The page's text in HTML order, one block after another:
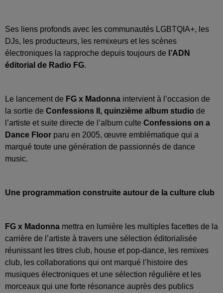
Ses liens profonds avec les communautés LGBTQIA+, les
DJs, les producteurs, les remixeurs et les scènes
électroniques la rapproche depuis toujours de l’ADN
éditorial de Radio FG.
Le lancement de FG x Madonna intervient à l’occasion de
la sortie de Confessions II, quinzième album studio de
l’artiste et suite directe de l’album culte Confessions on a
Dance Floor paru en 2005, œuvre emblématique qui a
marqué toute une génération de passionnés de dance
music.
Une programmation construite autour de la culture club
FG x Madonna mettra en lumière les multiples facettes de la
carrière de l’artiste à travers une sélection éditorialisée
réunissant les titres club, house et pop-dance, les remixes
club, les collaborations qui ont marqué l’histoire des
musiques électroniques et une sélection régulière et les
morceaux qui une forte résonance auprès des publics